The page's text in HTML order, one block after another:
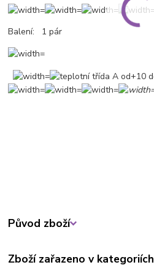
Balení: 1 pár
Původ zboží
Zboží zařazeno v kategoriích